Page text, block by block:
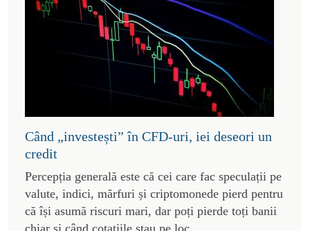
Când „investești” în CFD-uri, iei deseori un
credit
Percepția generală este că cei care fac speculații pe
valute, indici, mărfuri și criptomonede pierd pentru
că își asumă riscuri mari, dar poți pierde toți banii
chiar și când cotațiile stau pe loc.